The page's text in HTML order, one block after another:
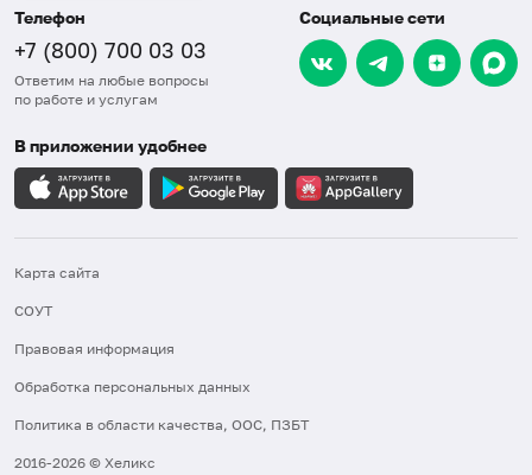
Телефон
+7 (800) 700 03 03
Ответим на любые вопросы
по работе и услугам
Социальные сети
В приложении удобнее
Карта сайта
СОУТ
Правовая информация
Обработка персональных данных
Политика в области качества, ООС, ПЗБТ
2016-2026 © Хеликс